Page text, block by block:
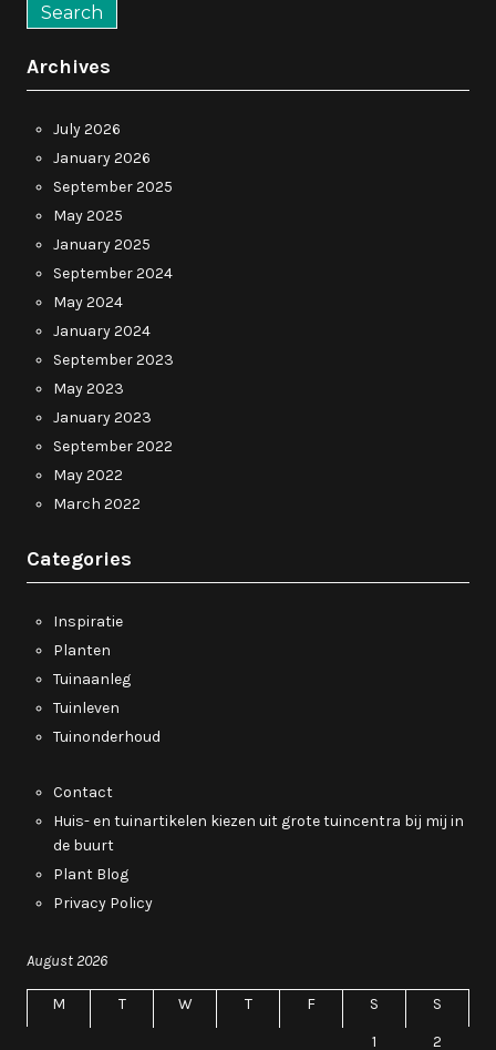
Archives
July 2026
January 2026
September 2025
May 2025
January 2025
September 2024
May 2024
January 2024
September 2023
May 2023
January 2023
September 2022
May 2022
March 2022
Categories
Inspiratie
Planten
Tuinaanleg
Tuinleven
Tuinonderhoud
Contact
Huis- en tuinartikelen kiezen uit grote tuincentra bij mij in
de buurt
Plant Blog
Privacy Policy
August 2026
M T W T F S
S
1
2